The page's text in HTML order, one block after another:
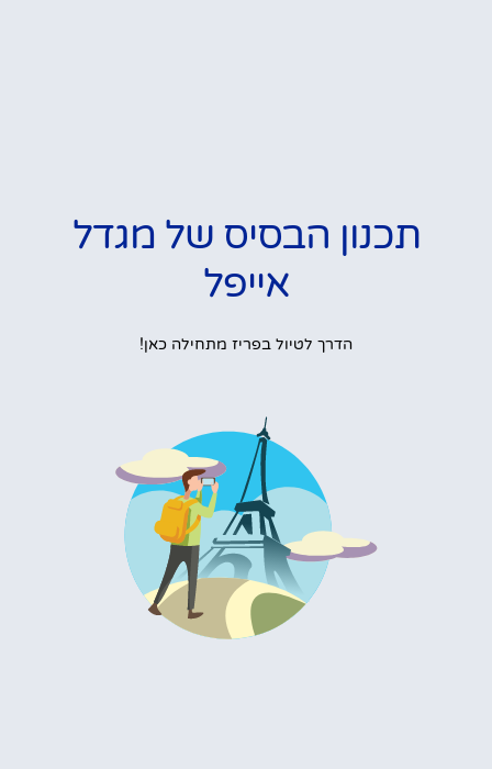
תכנון הבסיס של מגדל
אייפל
הדרך לטיול בפריז מתחילה כאן!